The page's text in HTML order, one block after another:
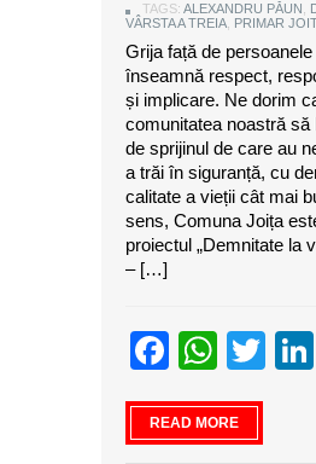
TAGS: ALEXANDRU PĂUN
VÂRSTA A TREIA PRIMAR
Grija față de
înseamnă respect,
și implicare. Ne dorim
comunitatea noastră să
de sprijinul de care au
a trăi în siguranță, cu
calitate a vieții cât mai
sens, Comuna Joița
proiectul „Demnitate la
– […]
READ MORE